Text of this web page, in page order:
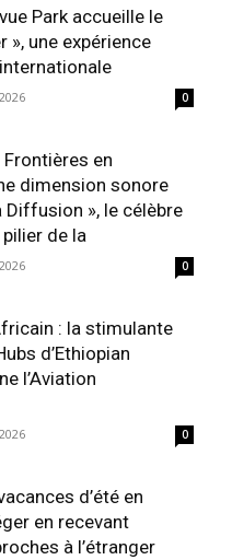
Park accueille le
», une expérience
0
en
dimension sonore
Diffusion », le célèbre
de la
0
: la stimulante
d’Ethiopian
l’Aviation
0
d’été en
en recevant
à l’étranger